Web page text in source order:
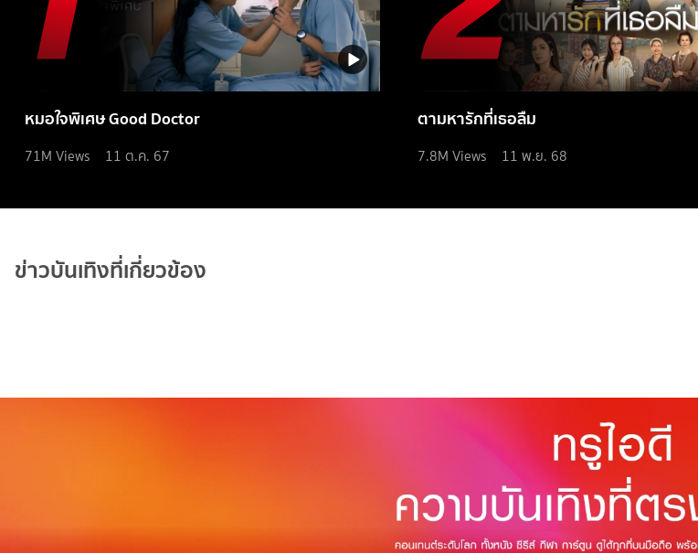
หมอใจพิเศษ Good Doctor
71M Views 11 ต.ค. 67
ตามหารักที่เธอลืม
7.8M Views 11 พ.ย. 68
ข่าวบันเทิงที่เกี่ยวข้อง